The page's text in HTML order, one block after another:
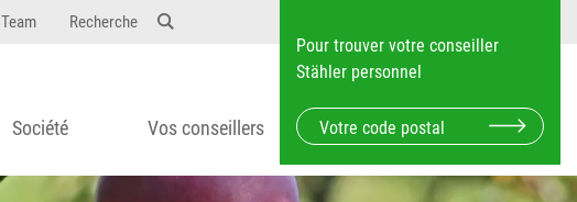
Team Recherche
Pour trouver votre conseiller
Stähler personnel
Société Vos conseillers